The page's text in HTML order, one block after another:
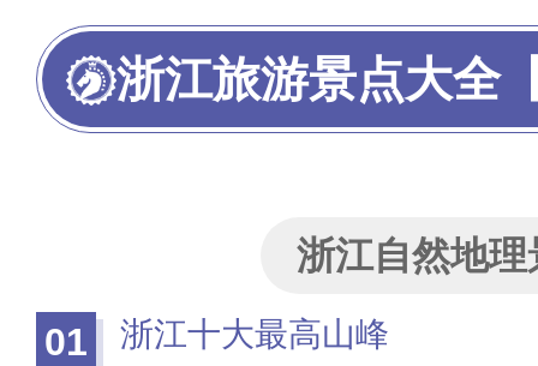
浙江旅游景点大全【
浙江自然地理
01
浙江十大最高山峰